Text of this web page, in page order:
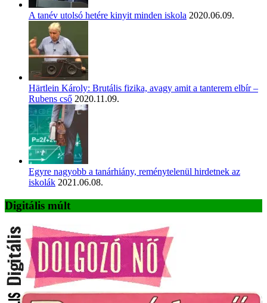
A tanév utolsó hetére kinyit minden iskola 2020.06.09.
Härtlein Károly: Brutális fizika, avagy amit a tanterem elbír –
Rubens cső 2020.11.09.
Egyre nagyobb a tanárhiány, reménytelenül hirdetnek az
iskolák 2021.06.08.
Digitális múlt